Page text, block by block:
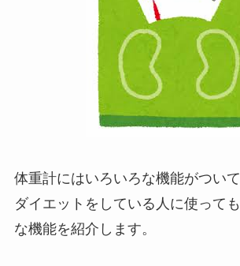
体重計にはいろいろな機能がついて
ダイエットをしている人に使って
な機能を紹介します。